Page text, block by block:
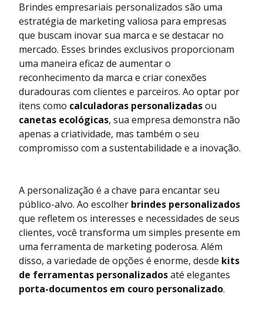
Brindes empresariais personalizados são uma
estratégia de marketing valiosa para empresas
que buscam inovar sua marca e se destacar no
mercado. Esses brindes exclusivos proporcionam
uma maneira eficaz de aumentar o
reconhecimento da marca e criar conexões
duradouras com clientes e parceiros. Ao optar por
itens como calculadoras personalizadasou
canetas ecológicas, sua empresa demonstra não
apenas a criatividade, mas também o seu
compromisso com a sustentabilidade e a inovação.
A personalização é a chave para encantar seu
público-alvo. Ao escolher brindes personalizados
que refletem os interesses e necessidades de seus
clientes, você transforma um simples presente em
uma ferramenta de marketing poderosa. Além
disso, a variedade de opções é enorme, desde kits
de ferramentas personalizadosaté elegantes
porta-documentos em couro personalizado.